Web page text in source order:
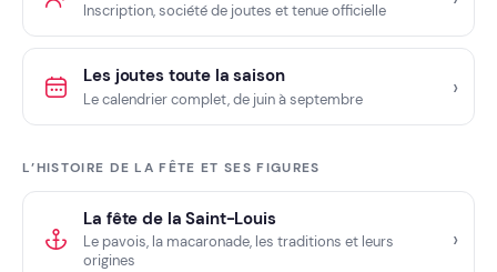
Inscription, société de joutes et tenue officielle
Les joutes toute la saison
Le calendrier complet, de juin à septembre
L’HISTOIRE DE LA FÊTE ET SES FIGURES
La fête de la Saint-Louis
Le pavois, la macaronade, les traditions et leurs
origines